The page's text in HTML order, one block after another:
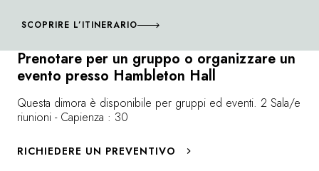
paesaggi verdeggianti. Questa route comprende incontri
fantasma di Churchill. Propone un condensato di
Inghilterra, con il suo stile ed il suo humour così
affascinanti ed eleganti...
SCOPRIRE L’ITINERARIO
Prenotare per un gruppo o organizzare un
evento presso Hambleton Hall
Questa dimora è disponibile per gruppi ed eventi. 2 Sala/e
riunioni - Capienza : 30
RICHIEDERE UN PREVENTIVO